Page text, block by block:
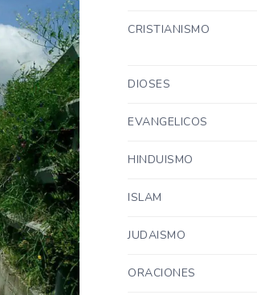
CRISTIANISMO
DIOSES
EVANGELICOS
HINDUISMO
ISLAM
JUDAISMO
ORACIONES